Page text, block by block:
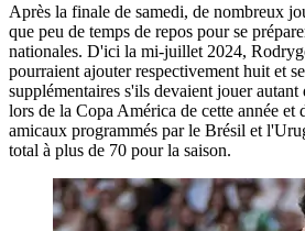
Après la finale de samedi, de nombreux
que peu de temps de repos pour se
nationales. D'ici la mi-juillet 2024,
pourraient ajouter respectivement huit et
supplémentaires s'ils devaient jouer autant
lors de la Copa América de cette année et
amicaux programmés par le Brésil et
total à plus de 70 pour la saison.